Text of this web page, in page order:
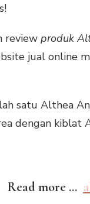
review produk
jual online
satu Althea
dengan kiblat
Read more ...